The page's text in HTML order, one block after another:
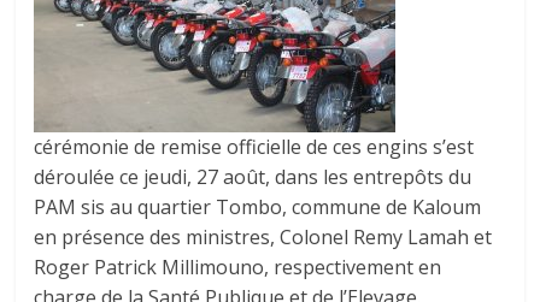
cérémonie de remise officielle de ces engins s’est
déroulée ce jeudi, 27 août, dans les entrepôts du
PAM sis au quartier Tombo, commune de Kaloum
en présence des ministres, Colonel Remy Lamah et
Roger Patrick Millimouno, respectivement en